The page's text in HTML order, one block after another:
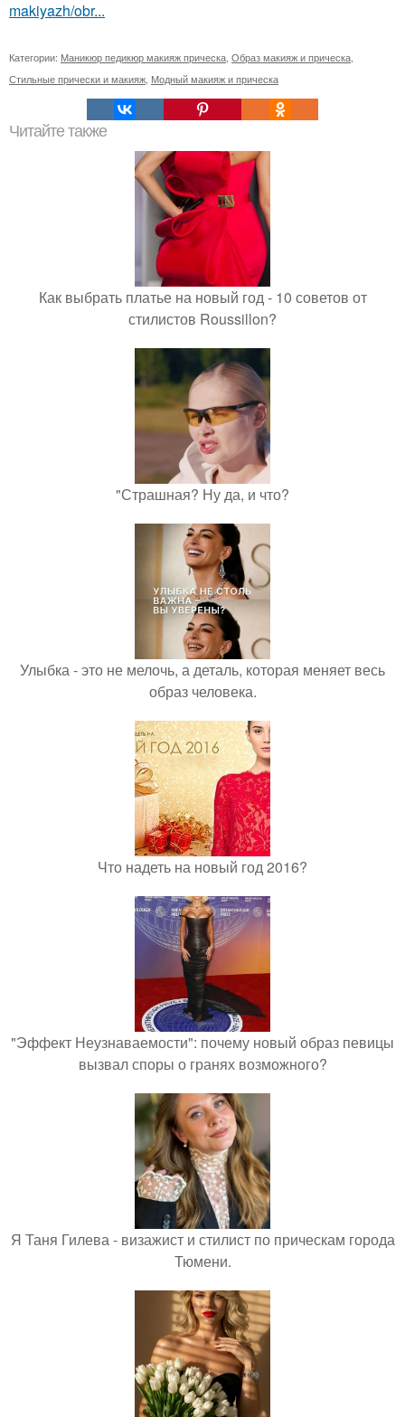
makiyazh/obr...
Категории: Маникюр педикюр макияж прическа, Образ макияж и прическа,
Стильные прически и макияж, Модный макияж и прическа
Читайте также
Как выбрать платье на новый год - 10 советов от
стилистов Roussillon?
"Страшная? Ну да, и что?
Улыбка - это не мелочь, а деталь, которая меняет весь
образ человека.
Что надеть на новый год 2016?
"Эффект Неузнаваемости": почему новый образ певицы
вызвал споры о гранях возможного?
Я Таня Гилева - визажист и стилист по прическам города
Тюмени.